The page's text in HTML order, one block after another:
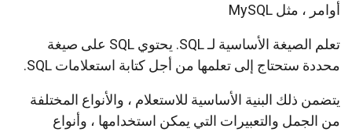
أوامر ، مثل MySQL
تعلم الصيغة الأساسية لـ SQL. يحتوي SQL على صيغة
محددة ستحتاج إلى تعلمها من أجل كتابة استعلامات SQL.
يتضمن ذلك البنية الأساسية للاستعلام ، والأنواع المختلفة
من الجمل والتعبيرات التي يمكن استخدامها ، وأنواع